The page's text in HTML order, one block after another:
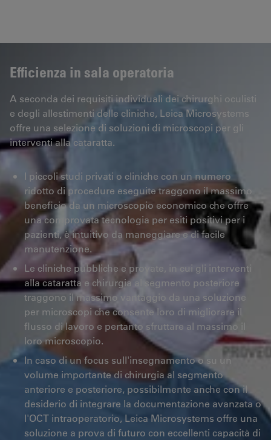
Efficienza in sala operatoria
A seconda dei requisiti individuali dei chirurghi oculisti
e degli allestimenti delle cliniche, Leica Microsystems
offre una selezione di soluzioni di microscopi per gli
interventi alla cataratta.
I piccoli studi privati o cliniche con un numero
ridotto di procedure eseguite traggono il massimo
beneficio da un microscopio economico che offre
una comprovata tecnologia per esiti positivi per i
pazienti, è intuitivo da maneggiare e di facile
manutenzione.
Le cliniche pubbliche e provate, in cui gli interventi
alla cataratta e chirurgia al segmento posteriore
traggono il massimo vantaggio da una soluzione
per microscopi che consente loro di migliorare il
flusso di lavoro e pertanto sfruttare al massimo il
loro microscopio.
In caso di un focus sull'insegnamento o su un
volume importante di chirurgia al segmento
anteriore e posteriore, possibilmente anche con il
desiderio di integrare la documentazione avanzata o
l'OCT intraoperatorio, Leica Microsystems offre una
soluzione a prova di futuro con eccellenti capacità di